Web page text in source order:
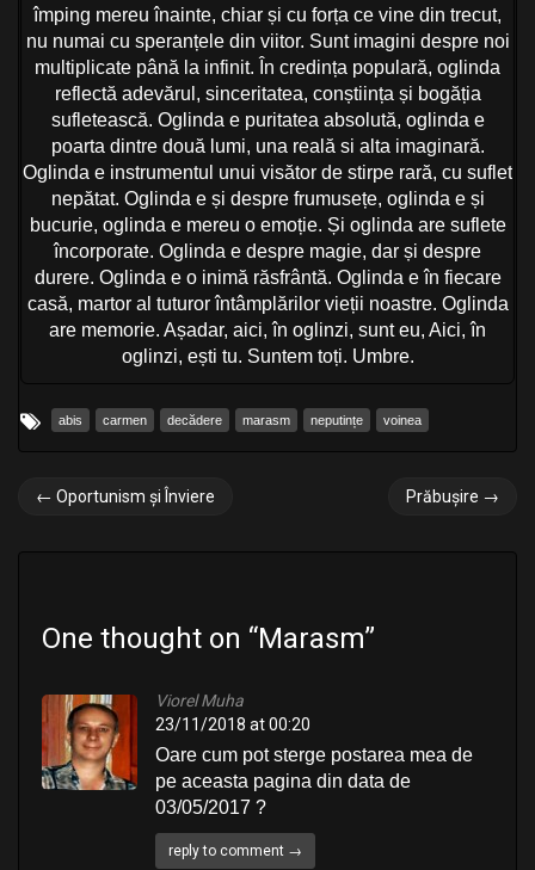
împing mereu înainte, chiar și cu forța ce vine din trecut,
nu numai cu speranțele din viitor. Sunt imagini despre noi
multiplicate până la infinit. În credința populară, oglinda
reflectă adevărul, sinceritatea, conștiința și bogăția
sufletească. Oglinda e puritatea absolută, oglinda e
poarta dintre două lumi, una reală si alta imaginară.
Oglinda e instrumentul unui visător de stirpe rară, cu suflet
nepătat. Oglinda e și despre frumusețe, oglinda e și
bucurie, oglinda e mereu o emoție. Și oglinda are suflete
încorporate. Oglinda e despre magie, dar și despre
durere. Oglinda e o inimă răsfrântă. Oglinda e în fiecare
casă, martor al tuturor întâmplărilor vieții noastre. Oglinda
are memorie. Așadar, aici, în oglinzi, sunt eu, Aici, în
oglinzi, ești tu. Suntem toți. Umbre.
abis carmen decădere marasm neputințe voinea
P
← Oportunism și Înviere Prăbușire →
One thought on “Marasm”
Viorel Muha
23/11/2018 at 00:20
Oare cum pot sterge postarea mea de
pe aceasta pagina din data de
03/05/2017 ?
reply to comment →